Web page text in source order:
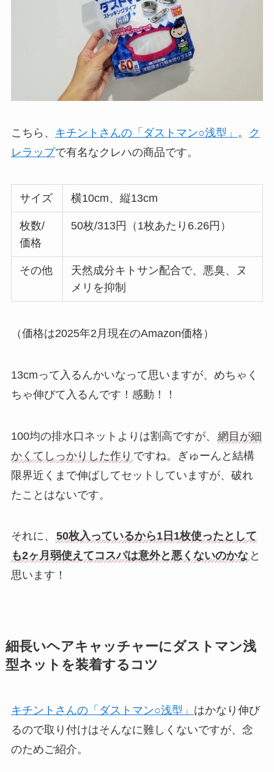
こちら、 キチントさんの「ダストマン○浅型」 。
ク
レラップで有名なクレハの商品です。
サイズ 横10cm、縦13cm
枚数/
価格
50枚/313円（1枚あたり6.26円）
その他
天然成分キトサン配合で、悪臭、ヌ
メリを抑制
（価格は2025年2月現在のAmazon価格）
13cmって入るんかいなって思いますが、めちゃく
ちゃ伸びて入るんです！感動！！
100均の排水口ネットよりは割高ですが、
網目が細
かくてしっかりした作り ですね。ぎゅーんと結構
限界近くまで伸ばしてセットしていますが、破れ
たことはないです。
それに、
50枚入っているから1日1枚使ったとして
も2ヶ月弱使えてコスパは意外と悪くないのかな と
思います！
細長いヘアキャッチャーにダストマン浅
型ネットを装着するコツ
キチントさんの「ダストマン○浅型」 はかなり伸び
るので取り付けはそんなに難しくないですが、念
のためご紹介。